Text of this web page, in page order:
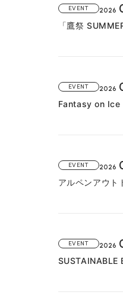
EVENT 2026
「鷹祭
EVENT 2026
Fantasy on
EVENT 2026
アルペンアウ
EVENT 2026
SUSTAINABLE